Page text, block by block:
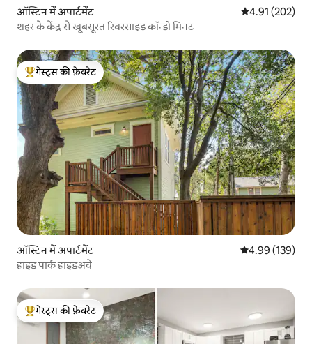
ऑस्टिन में अपार्टमेंट औसत रेटिंग 5 में से
4.91 (202)
शहर के केंद्र से खूबसूरत रिवरसाइड कॉन्डो मिनट
गेस्ट्स का टॉप फ़ेवरेट
गेस्ट्स की फ़ेवरेट
ऑस्टिन में अपार्टमेंट औसत रेटिंग 5 में से
4.99 (139)
हाइड पार्क हाइडअवे
गेस्ट्स का टॉप फ़ेवरेट
गेस्ट्स की फ़ेवरेट